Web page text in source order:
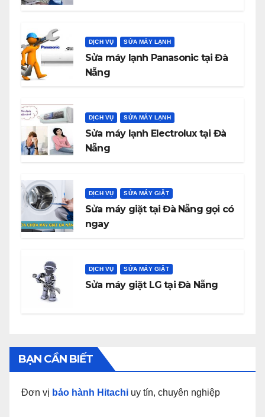
DỊCH VỤ SỬA MÁY LẠNH
Sửa máy lạnh Panasonic tại Đà
Nẵng
DỊCH VỤ SỬA MÁY LẠNH
Sửa máy lạnh Electrolux tại Đà
Nẵng
DỊCH VỤ SỬA MÁY GIẶT
Sửa máy giặt tại Đà Nẵng gọi có
ngay
DỊCH VỤ SỬA MÁY GIẶT
Sửa máy giặt LG tại Đà Nẵng
BẠN CẦN BIẾT
Đơn vị bảo hành Hitachi uy tín, chuyên nghiệp